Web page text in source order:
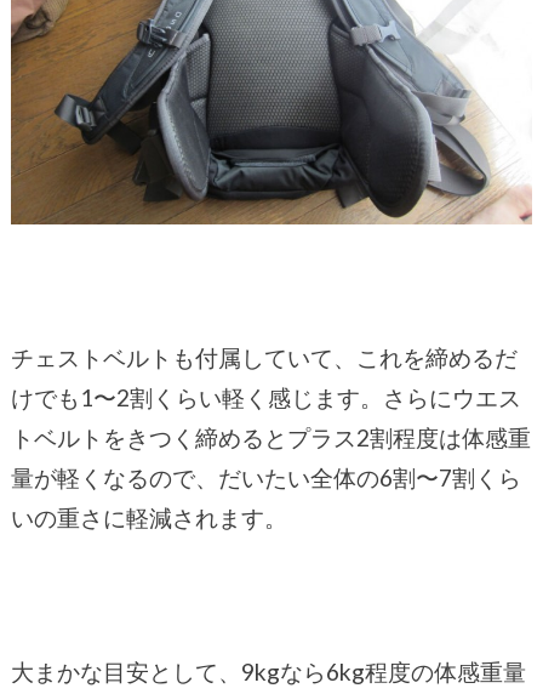
チェストベルトも付属していて、これを締めるだ
けでも1〜2割くらい軽く感じます。さらにウエス
トベルトをきつく締めるとプラス2割程度は体感重
量が軽くなるので、だいたい全体の6割〜7割くら
いの重さに軽減されます。
大まかな目安として、9kgなら6kg程度の体感重量